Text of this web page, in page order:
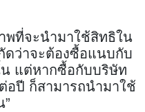
พที่จะนำมาใช้สิทธิใน
ดว่าจะต้องซื้อแนบกับ
แต่หากซื้อกับบริษัท
อปี ก็สามารถนำมาใช้